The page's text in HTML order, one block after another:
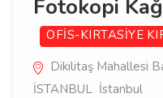
Fotokopi
OFİS-KIRTASİYE
Dikilitaş Mahallesi
İSTANBUL İstanbul